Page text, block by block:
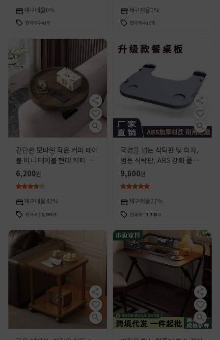
재구매율0%
판매개수41개
재구매율0%
판매개수12개
간단한 모바일 작은 커피 테이
블 미니 테이블 현대 커피 코너
테이블 작은 테이블 조정 가능
한 소파 팔걸이 트레이 보관 랙
6,200원
재구매율42%
판매개수3,599개
국경을 넘는 식탁판 및 의자,
범용 식탁판, ABS 강화 플라
스틱, 탈부착 가능하고 휴대
가능한 식탁, 노인 식사용 낙
상 방지 식탁
9,600원
재구매율27%
판매개수1,548개